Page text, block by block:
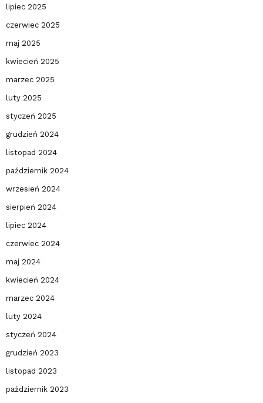
lipiec 2025
czerwiec 2025
maj 2025
kwiecień 2025
marzec 2025
luty 2025
styczeń 2025
grudzień 2024
listopad 2024
październik 2024
wrzesień 2024
sierpień 2024
lipiec 2024
czerwiec 2024
maj 2024
kwiecień 2024
marzec 2024
luty 2024
styczeń 2024
grudzień 2023
listopad 2023
październik 2023